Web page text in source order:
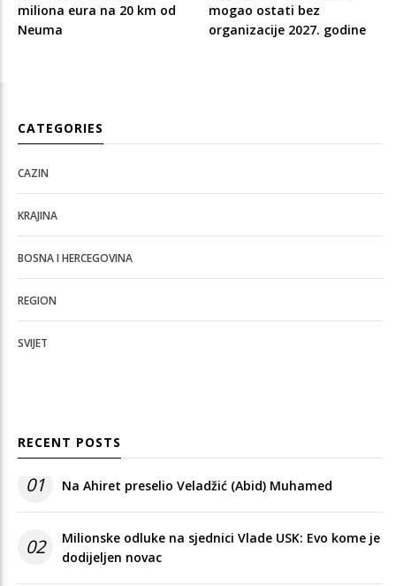
miliona eura na 20 km od
Neuma
mogao ostati bez
organizacije 2027. godine
CATEGORIES
CAZIN
KRAJINA
BOSNA I HERCEGOVINA
REGION
SVIJET
RECENT POSTS
01 Na Ahiret preselio Veladžić (Abid) Muhamed
02
Milionske odluke na sjednici Vlade USK: Evo kome je
dodijeljen novac